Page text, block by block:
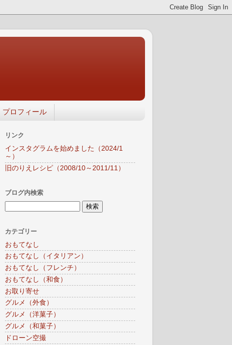
プロフィール
リンク
インスタグラムを始めました（2024/1
～）
旧のりえレシピ（2008/10～2011/11）
ブログ内検索
カテゴリー
おもてなし
おもてなし（イタリアン）
おもてなし（フレンチ）
おもてなし（和食）
お取り寄せ
グルメ（外食）
グルメ（洋菓子）
グルメ（和菓子）
ドローン空撮